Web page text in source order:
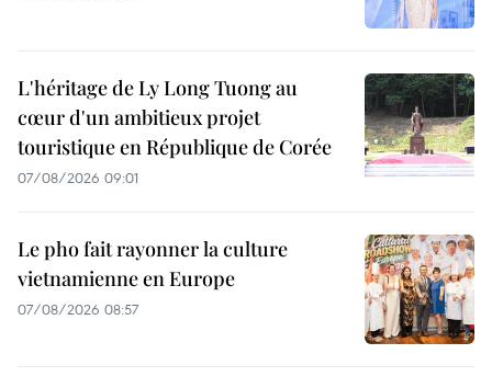
L'héritage de Ly Long Tuong au
cœur d'un ambitieux projet
touristique en République de Corée
07/08/2026 09:01
Le pho fait rayonner la culture
vietnamienne en Europe
07/08/2026 08:57